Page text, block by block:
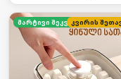
მარტივი შეკვეთა
კვირის